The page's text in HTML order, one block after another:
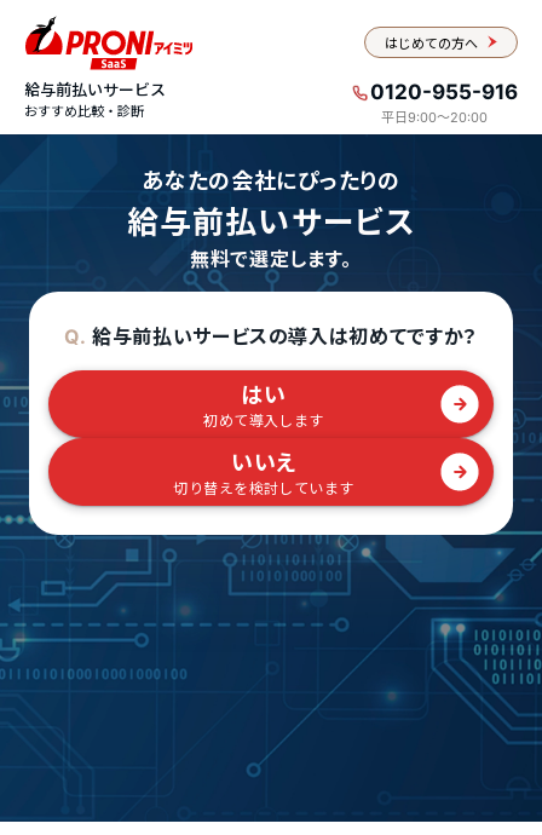
はじめての方へ
給与前払いサービス
おすすめ比較・診断
0120-955-916
平日9:00〜20:00
あなたの会社にぴったりの
給与前払いサービス
無料で選定します。
Q. 給与前払いサービスの導入は初めてですか？
はい
初めて導入します
いいえ
切り替えを検討しています